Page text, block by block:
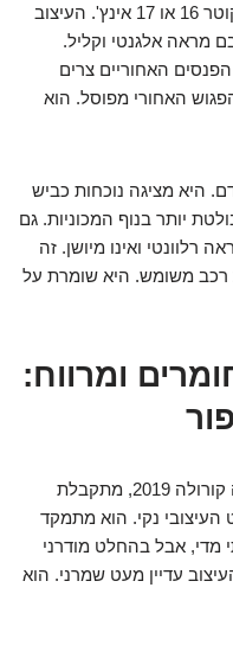
הם מחביאים בתוכם חישוקי גלגלים בקוטר 16 או 17 אינץ'. העיצוב
מראה אלגנטי וקליל.
האחוריים צרים
האחורי מפוסל. הוא
הקודם. היא מציגה נוכחות כביש
יותר בנוף המכוניות. גם
נראה רלוונטי ואינו מיושן. זה
רכב משומש. היא שומרת על
ומרווח:
עם הכניסה לתא הנוסעים של הטויוטה קורולה 2019, מתקבלת
העיצובי נקי. הוא מתמקד
מדי, אבל בהחלט מודרני
עדיין מעט שמרני. הוא